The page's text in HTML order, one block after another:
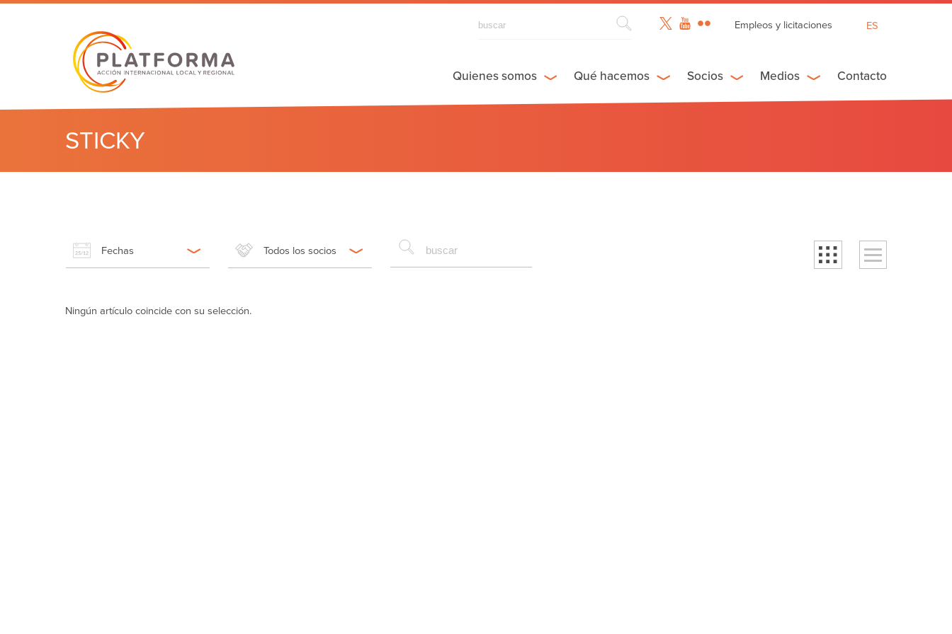
STICKY
Empleos y licitaciones
FR
ES
Quienes somos Qué hacemos Socios Medios Contacto
Fechas Todos los socios
Ningún artículo coincide con su selección.